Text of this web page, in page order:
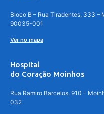
Bloco B – Rua Tiradentes, 333 –
90035-001
Ver no mapa
Hospital
do Coração Moinhos
Rua Ramiro Barcelos, 910 -
032